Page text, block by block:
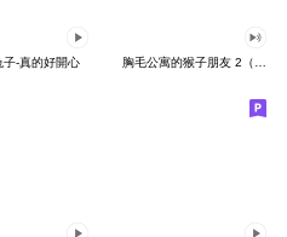
子-真的好開心 胸毛公寓的猴子朋友 2（有聲動態）